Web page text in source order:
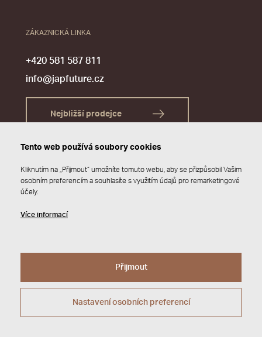
ZÁKAZNICKÁ LINKA
+420 581 587 811
info@japfuture.cz
Nejbližší prodejce
© 2026 JAP FUTURE s.r.o.
Zásady ochrany osobních údajů
Tento web používá soubory cookies
Kliknutím na „Přijmout“ umožníte tomuto webu, aby se přizpůsobil Vašim
osobním preferencím a souhlasíte s využitím údajů pro remarketingové
účely.
Více informací
Přijmout
Nastavení osobních preferencí